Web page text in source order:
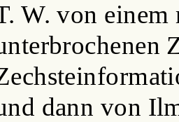
W. von einem
dann von